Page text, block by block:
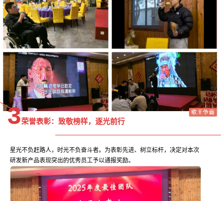
3荣誉表彰： 致敬榜样，逐光前行
星光不负赶路人，时光不负奋斗者。为表彰先进、树立标杆，决定对本次
研发新产品表现突出的优秀员工予以通报奖励。